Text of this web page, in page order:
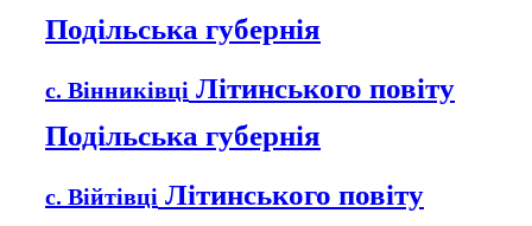
Подільська губернія
с. Вінниківці Літинського повіту
Подільська губернія
с. Війтівці Літинського повіту